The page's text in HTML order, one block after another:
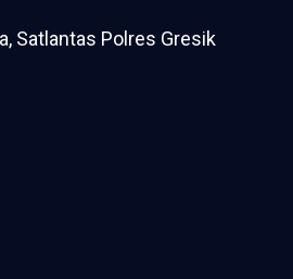
Satlantas Polres Gresik